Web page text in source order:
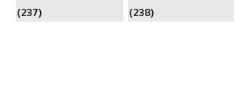
(237)
(238)